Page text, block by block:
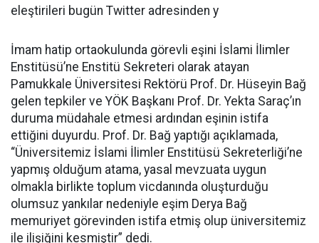
eleştirileri bugün Twitter adresinden y
İmam hatip ortaokulunda görevli eşini İslami İlimler
Enstitüsü’ne Enstitü Sekreteri olarak atayan
Pamukkale Üniversitesi Rektörü Prof. Dr. Hüseyin Bağ
gelen tepkiler ve YÖK Başkanı Prof. Dr. Yekta Saraç’ın
duruma müdahale etmesi ardından eşinin istifa
ettiğini duyurdu. Prof. Dr. Bağ yaptığı açıklamada,
“Üniversitemiz İslami İlimler Enstitüsü Sekreterliği’ne
yapmış olduğum atama, yasal mevzuata uygun
olmakla birlikte toplum vicdanında oluşturduğu
olumsuz yankılar nedeniyle eşim Derya Bağ
memuriyet görevinden istifa etmiş olup üniversitemiz
ile ilişiğini kesmiştir” dedi.